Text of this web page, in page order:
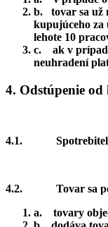
b. tovar sa už
kupujúceho za
lehote 10
c. ak v
neuhradení
4. Odstúpenie
4.1.
4.2. Tovar sa
a. tovary